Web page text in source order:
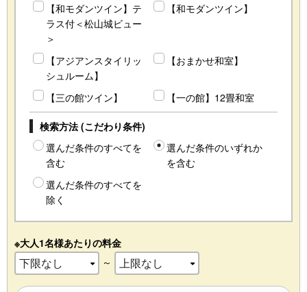
【和モダンツイン】テ
ラス付＜松山城ビュー
＞
【和モダンツイン】
【アジアンスタイリッ
シュルーム】
【おまかせ和室】
【三の館ツイン】 【一の館】12畳和室
検索方法 (こだわり条件)
選んだ条件のすべてを
含む
選んだ条件のいずれか
を含む
選んだ条件のすべてを
除く
※大人1名様あたりの料金
～